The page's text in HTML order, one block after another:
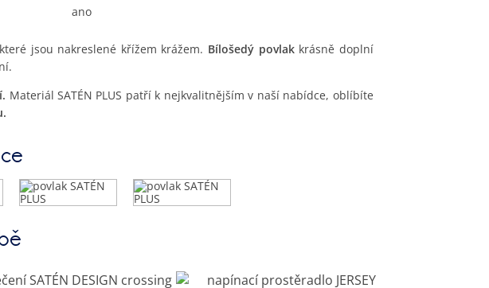
Ano
které jsou nakreslené křížem krážem. Bílošedý povlakkrásně doplní
Materiál SATÉN PLUS patří k nejkvalitnějším v naší nabídce, oblíbíte